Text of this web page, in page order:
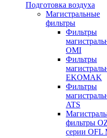
Подготовка воздуха
Магистральные
фильтры
Фильтры
OMI
Фильтры
EKOMAK
Фильтры
ATS
фильтры
серии OFL